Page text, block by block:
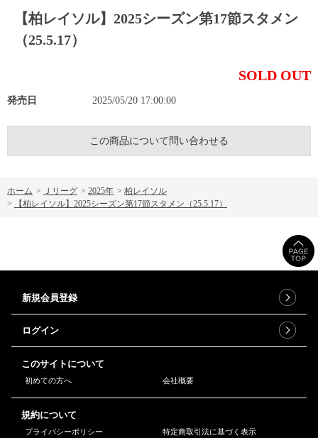
【柏レイソル】2025シーズン第17節スタメン
（25.5.17）
SOLD OUT
発売日 2025/05/20 17:00:00
この商品について問い合わせる
ホーム > Ｊリーグ > 2025年 > 柏レイソル
>
【柏レイソル】2025シーズン第17節スタメン（25.5.17）
新規会員登録
ログイン
このサイトについて
初めての方へ 会社概要
規約について
プライバシーポリシー 特定商取引法に基づく表示